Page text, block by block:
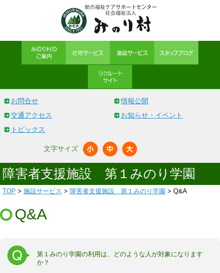
お問合せ
情報公開
交通アクセス
お知らせ・イベント
トピックス
文字サイズ
障害者支援施設 第１みのり学園
TOP > 施設サービス > 障害者支援施設 第１みのり学園 > Q&A
Q&A
第１みのり学園の利用は、どのような人が対象になります
か？